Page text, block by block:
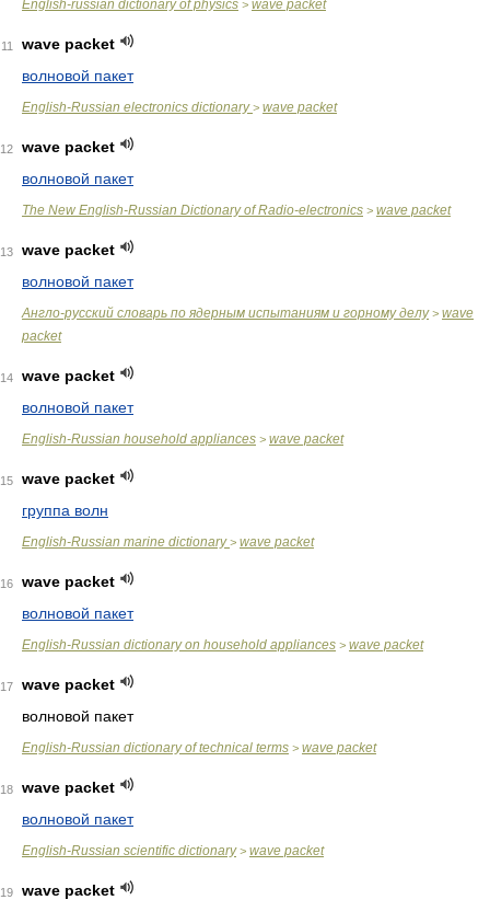
English-russian dictionary of physics > wave packet
11
wave packet
волновой пакет
English-Russian electronics dictionary> wave packet
12
wave packet
волновой пакет
The New English-Russian Dictionary of Radio-electronics > wave packet
13
wave packet
волновой пакет
Англо-русский словарь по ядерным испытаниям и горному делу> wave
packet
14
wave packet
волновой пакет
English-Russian household appliances > wave packet
15
wave packet
группа волн
English-Russian marine dictionary> wave packet
16
wave packet
волновой пакет
English-Russian dictionary on household appliances > wave packet
17
wave packet
волновой пакет
English-Russian dictionary of technical terms > wave packet
18
wave packet
волновой пакет
English-Russian scientific dictionary> wave packet
19
wave packet